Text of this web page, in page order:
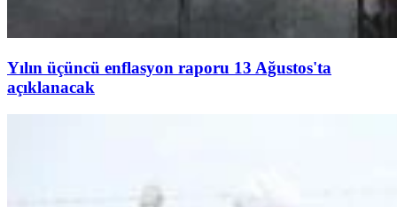
Yılın üçüncü enflasyon raporu 13 Ağustos'ta
açıklanacak